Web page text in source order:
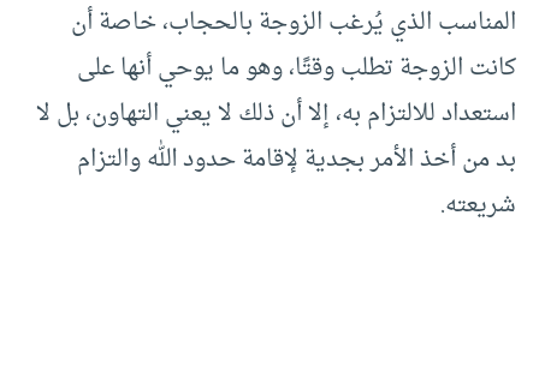
المناسب الذي يُرغب الزوجة بالحجاب، خاصة أن
كانت الزوجة تطلب وقتًا، وهو ما يوحي أنها على
استعداد للالتزام به، إلا أن ذلك لا يعني التهاون، بل لا
بد من أخذ الأمر بجدية لإقامة حدود الله والتزام
شريعته.